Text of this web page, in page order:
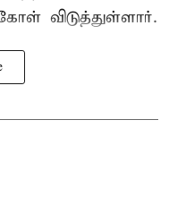
விடுத்துள்ளார்.